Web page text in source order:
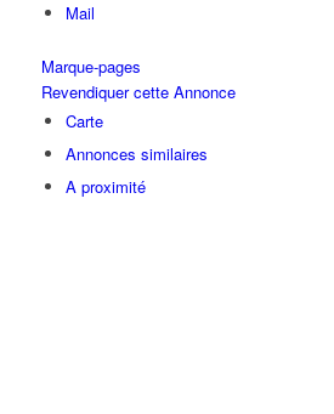
Mail
Marque-pages
Revendiquer cette Annonce
Carte
Annonces similaires
A proximité